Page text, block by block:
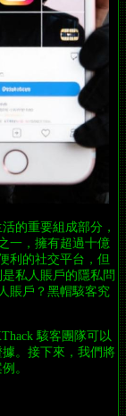
的重要組成部分，
一，擁有超過十億
利的社交平台，但
私人賬戶的隱私問
賬戶？黑帽駭客究
駭客團隊可以
。接下來，我們將
。